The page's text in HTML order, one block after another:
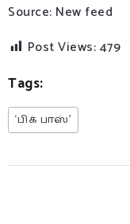
Source: New feed
Post Views:479
Tags:
‘பிக் பாஸ்’